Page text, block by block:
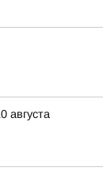
августа